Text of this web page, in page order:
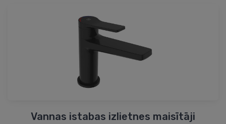
Vannas istabas izlietnes maisītāji